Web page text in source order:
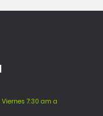
Viernes 7:30 am a